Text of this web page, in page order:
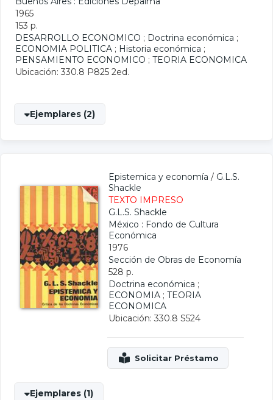
1965
153 p.
DESARROLLO ECONOMICO ; Doctrina económica ;
ECONOMIA POLITICA ; Historia económica ;
PENSAMIENTO ECONOMICO ; TEORIA ECONOMICA
Ubicación: 330.8 P825 2ed.
Ejemplares (2)
Epistemica y economía / G.L.S.
Shackle
TEXTO IMPRESO
G.L.S. Shackle
México : Fondo de Cultura
Económica
1976
Sección de Obras de Economía
528 p.
Doctrina económica ;
ECONOMIA ; TEORIA
ECONOMICA
Ubicación: 330.8 S524
Ejemplares (1)